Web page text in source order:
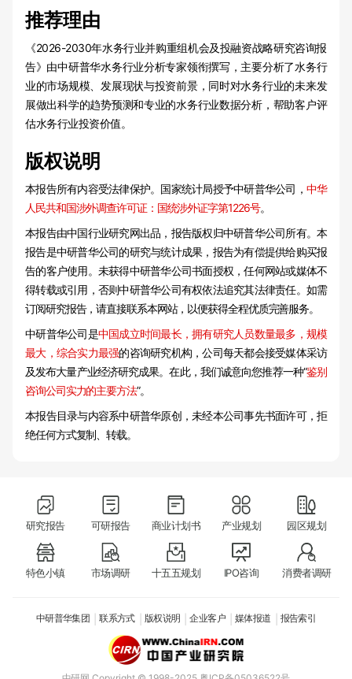
推荐理由
《2026-2030年水务行业并购重组机会及投融资战略研究咨询报
告》由中研普华水务行业分析专家领衔撰写，主要分析了水务行
业的市场规模、发展现状与投资前景，同时对水务行业的未来发
展做出科学的趋势预测和专业的水务行业数据分析，帮助客户评
估水务行业投资价值。
版权说明
本报告所有内容受法律保护。国家统计局授予中研普华公司， 中华
人民共和国涉外调查许可证：国统涉外证字第1226号。
本报告由中国行业研究网出品，报告版权归中研普华公司所有。本
报告是中研普华公司的研究与统计成果，报告为有偿提供给购买报
告的客户使用。未获得中研普华公司书面授权，任何网站或媒体不
得转载或引用，否则中研普华公司有权依法追究其法律责任。如需
订阅研究报告，请直接联系本网站，以便获得全程优质完善服务。
中研普华公司是中国成立时间最长，拥有研究人员数量最多，规模
最大，综合实力最强的咨询研究机构，公司每天都会接受媒体采访
及发布大量产业经济研究成果。在此，我们诚意向您推荐一种“鉴别
咨询公司实力的主要方法”。
本报告目录与内容系中研普华原创，未经本公司事先书面许可，拒
绝任何方式复制、转载。
研究报告 可研报告 商业计划书 产业规划 园区规划
特色小镇 市场调研 十五五规划 IPO咨询 消费者调研
中研普华集团 联系方式 版权说明 企业客户 媒体报道 报告索引